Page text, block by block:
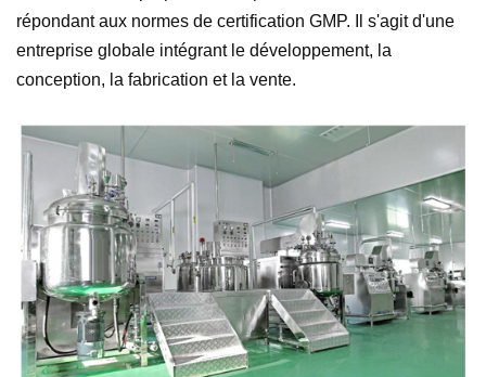
répondant aux normes de certification GMP. Il s'agit d'une
entreprise globale intégrant le développement, la
conception, la fabrication et la vente.